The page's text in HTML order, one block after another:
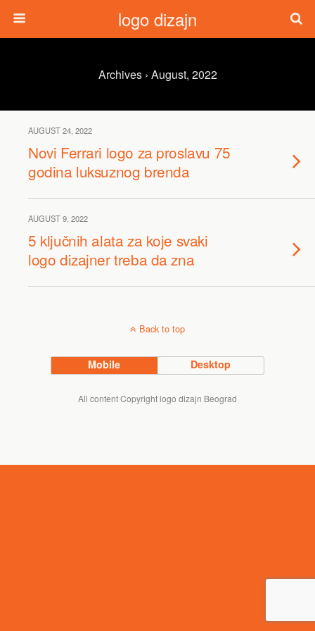
logo dizajn
Archives › August, 2022
AUGUST 24, 2022
Novi Ferrari logo za proslavu 75
godina luksuznog brenda
AUGUST 9, 2022
5 ključnih alata za koje svaki
logo dizajner treba da zna
Back to top
Mobile Desktop
All content Copyright logo dizajn Beograd